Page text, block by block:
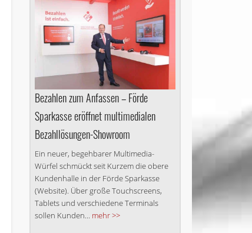
Bezahlen zum Anfassen – Förde
Sparkasse eröffnet multimedialen
Bezahllösungen-Showroom
Ein neuer, begehbarer Multimedia-
Würfel schmückt seit Kurzem die obere
Kundenhalle in der Förde Sparkasse
(Website). Über große Touchscreens,
Tablets und verschiedene Terminals
sollen Kunden... mehr >>